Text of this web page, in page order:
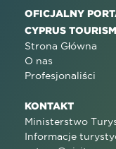
OFICJALNY
CYPRUS TOURISM
Strona Główna
O nas
Profesjonaliści
KONTAKT
Ministerstwo
Informacje